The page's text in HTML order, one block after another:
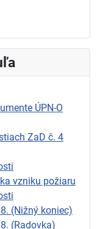
ÚPN-O
ZaD č. 4
vzniku požiaru
(Nižný koniec)
(Radovka)